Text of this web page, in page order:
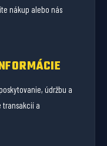
nákup alebo nás
údržbu a
transakcií a